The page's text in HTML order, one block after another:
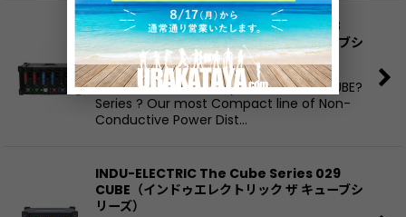
INDU-ELECTRIC The Cube Series 028
CUBE（インドゥエレクトリック ザ キューブシ
リーズ）
INDU-ELECTRIC Proudly Presents the CUBE?
Series ? Our most Compact line of Non-
Conductive Power Dist…
INDU-ELECTRIC The Cube Series 029
CUBE（インドゥエレクトリック ザ キューブシ
リーズ）